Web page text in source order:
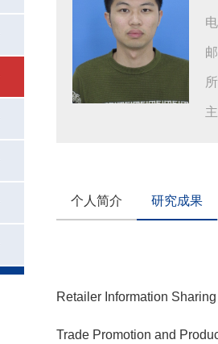
个人简介 研究成果
Retailer Information
Trade Promotion and